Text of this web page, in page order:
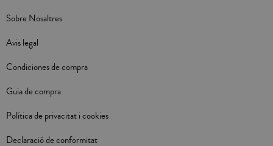
Sobre Nosaltres
Avis legal
Condiciones de compra
Guia de compra
Política de privacitat i cookies
Declaració de conformitat